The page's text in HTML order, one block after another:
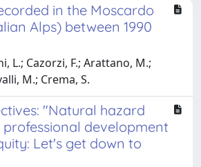
in the Moscardo
Alps) between 1990
L.; Cazorzi, F.; Arattano, M.;
M.; Crema, S.
"Natural hazard
development
Let's get down to